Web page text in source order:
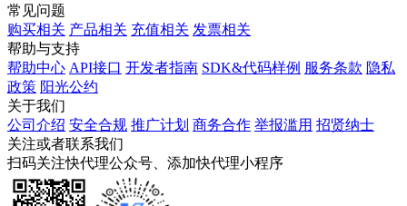
常见问题
购买相关 产品相关 充值相关 发票相关
帮助与支持
帮助中心 API接口 开发者指南 SDK&代码样例 服务条款 隐私
政策 阳光公约
关于我们
公司介绍 安全合规 推广计划 商务合作 举报滥用 招贤纳士
关注或者联系我们
扫码关注快代理公众号、添加快代理小程序